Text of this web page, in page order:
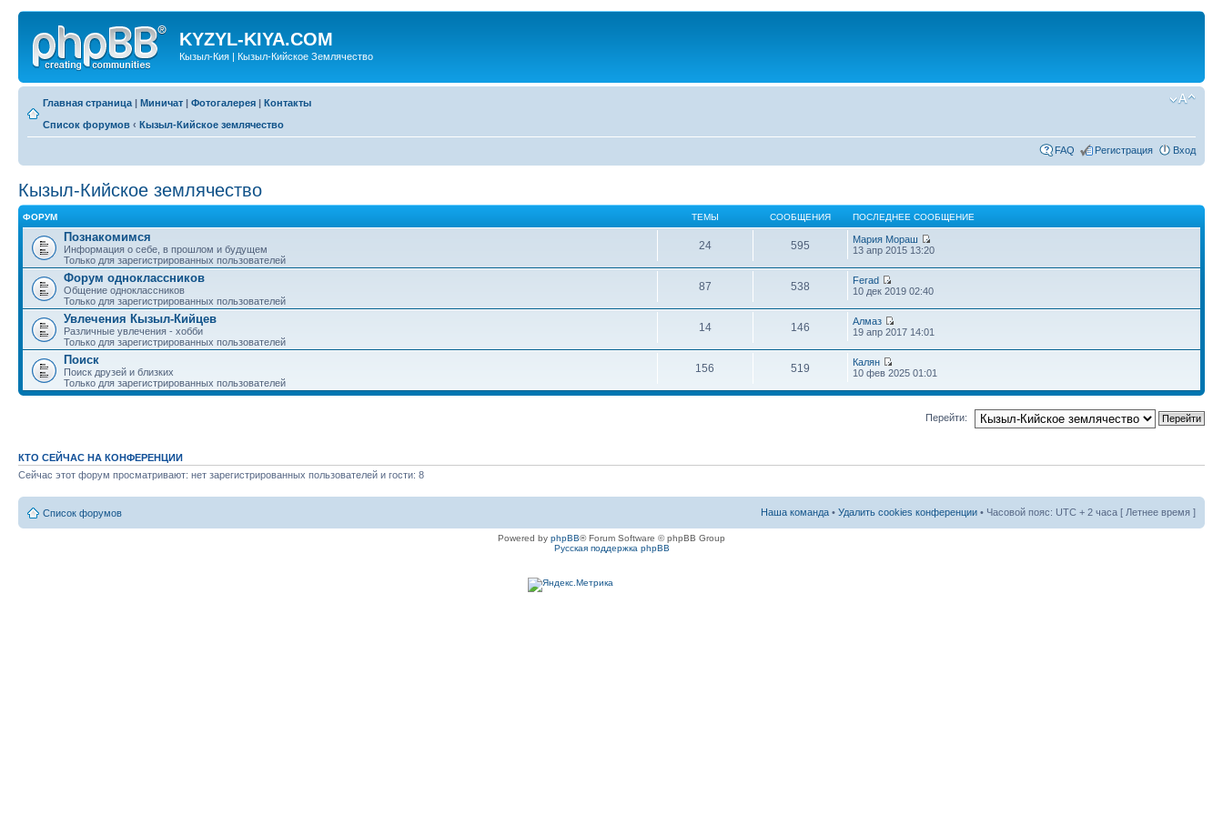
KYZYL-KIYA.COM
Кызыл-Кия | Кызыл-Кийское Землячество
Главная страница | Миничат | Фотогалерея | Контакты
Список форумов ‹ Кызыл-Кийское землячество
FAQ Регистрация Вход
Кызыл-Кийское землячество
ФОРУМ ТЕМЫ СООБЩЕНИЯ ПОСЛЕДНЕЕ СООБЩЕНИЕ
Познакомимся
Информация о себе, в прошлом и будущем
Только для зарегистрированных пользователей
24 595
Мария Мораш
13 апр 2015 13:20
Форум одноклассников
Общение одноклассников
Только для зарегистрированных пользователей
87 538
Ferad
10 дек 2019 02:40
Увлечения Кызыл-Кийцев
Различные увлечения - хобби
Только для зарегистрированных пользователей
14 146
Алмаз
19 апр 2017 14:01
Поиск
Поиск друзей и близких
Только для зарегистрированных пользователей
156 519
Калян
10 фев 2025 01:01
Перейти:
КТО СЕЙЧАС НА КОНФЕРЕНЦИИ
Сейчас этот форум просматривают: нет зарегистрированных пользователей и гости: 8
Список форумов Наша команда • Удалить cookies конференции • Часовой пояс: UTC + 2 часа [ Летнее время ]
Powered by phpBB® Forum Software © phpBB Group
Русская поддержка phpBB